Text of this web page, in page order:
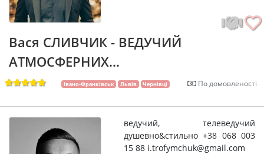
Вася СЛИВЧИК - ВЕДУЧИЙ
АТМОСФЕРНИХ...
Івано-Франківськ Львів Чернівці По домовленості
ведучий, телеведучий
душевно&стильно +38 068 003
15 88 i.trofymchuk@gmail.com